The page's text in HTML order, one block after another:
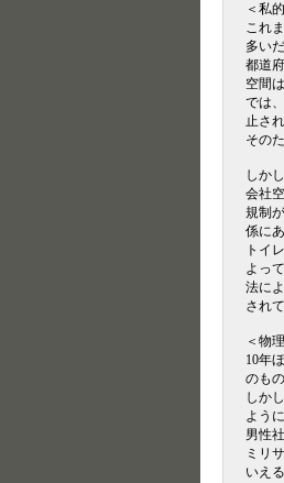
＜私
これ
多い
都道
空間
では
止さ
その
しか
会社
規制
係に
トイ
よっ
法に
され
＜物
10年
のも
しか
よう
男性
ミリ
いえる